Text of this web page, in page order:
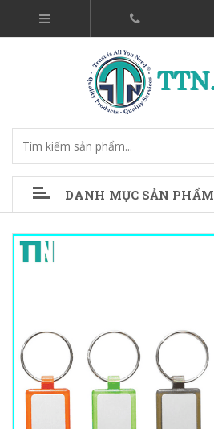
DANH MỤC SẢN PHẨM